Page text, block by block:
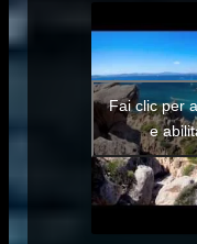
Fai clic per
e